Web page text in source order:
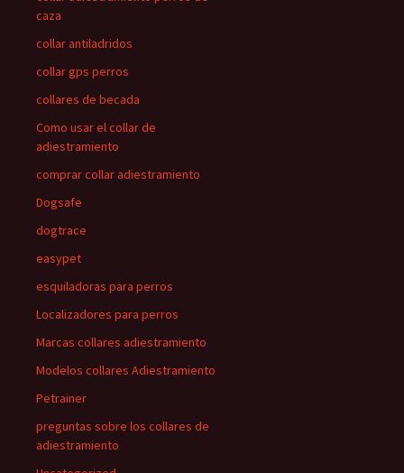
caza
collar antiladridos
collar gps perros
collares de becada
Como usar el collar de
adiestramiento
comprar collar adiestramiento
Dogsafe
dogtrace
easypet
esquiladoras para perros
Localizadores para perros
Marcas collares adiestramiento
Modelos collares Adiestramiento
Petrainer
preguntas sobre los collares de
adiestramiento